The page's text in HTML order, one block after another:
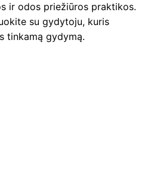
ir odos priežiūros praktikos.
su gydytoju, kuris
tinkamą gydymą.